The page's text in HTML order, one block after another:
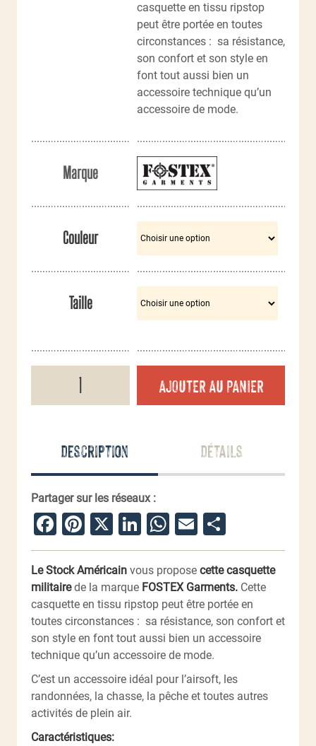
casquette en tissu ripstop
peut être portée en toutes
circonstances : sa résistance,
son confort et son style en
font tout aussi bien un
accessoire technique qu’un
accessoire de mode.
Marque
Couleur
Taille
AJOUTER AU PANIER
Description Détails
Partager sur les réseaux :
Facebook
Pinterest
X LinkedIn
WhatsApp
Email
Le Stock Américain vous propose cette casquette
militairede la marque FOSTEX Garments. Cette
casquette en tissu ripstop peut être portée en
toutes circonstances : sa résistance, son confort et
son style en font tout aussi bien un accessoire
technique qu’un accessoire de mode.
C’est un accessoire idéal pour l’airsoft, les
randonnées, la chasse, la pêche et toutes autres
activités de plein air.
Caractéristiques: